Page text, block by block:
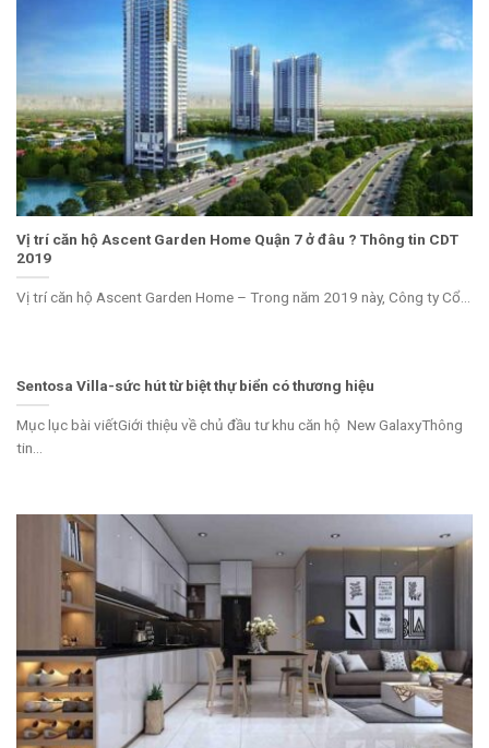
Vị trí căn hộ Ascent Garden Home Quận 7 ở đâu ? Thông tin CDT
2019
Vị trí căn hộ Ascent Garden Home – Trong năm 2019 này, Công ty Cổ...
Sentosa Villa-sức hút từ biệt thự biển có thương hiệu
Mục lục bài viếtGiới thiệu về chủ đầu tư khu căn hộ New GalaxyThông
tin...